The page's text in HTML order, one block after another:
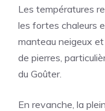
Les températures
les fortes chaleurs
manteau neigeux
de pierres,
du Goûter.
En revanche, la